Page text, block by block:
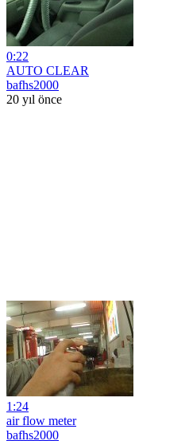
0:22
AUTO CLEAR
bafhs2000
20 yıl önce
1:24
air flow meter
bafhs2000